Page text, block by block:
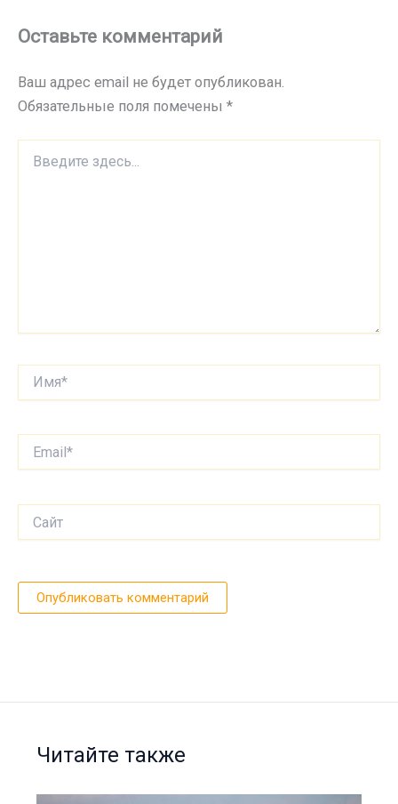
Оставьте комментарий
Ваш адрес email не будет опубликован.
Обязательные поля помечены *
здесь...
Читайте также